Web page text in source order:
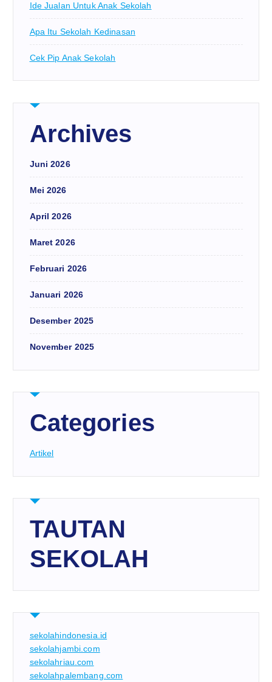
Ide Jualan Untuk Anak Sekolah
Apa Itu Sekolah Kedinasan
Cek Pip Anak Sekolah
Archives
Juni 2026
Mei 2026
April 2026
Maret 2026
Februari 2026
Januari 2026
Desember 2025
November 2025
Categories
Artikel
TAUTAN
SEKOLAH
sekolahindonesia.id
sekolahjambi.com
sekolahriau.com
sekolahpalembang.com